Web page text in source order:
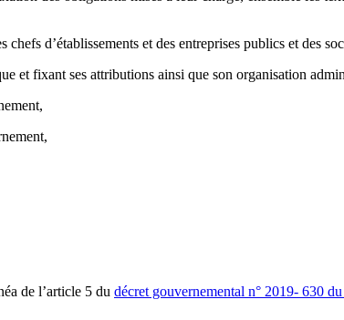
d’établissements et des entreprises publics et des
et fixant ses attributions ainsi que son organisation
de l’article 5 du décret gouvernemental n° 2019- 630